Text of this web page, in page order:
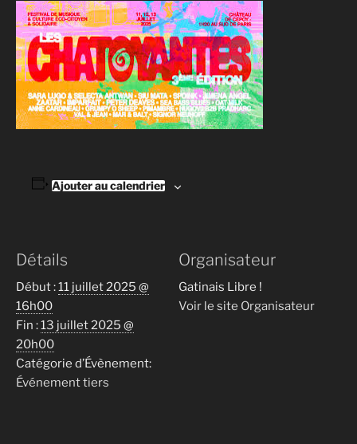
Ajouter au calendrier
Détails
Début :11 juillet 2025 @
16h00
Fin :13 juillet 2025 @
20h00
Catégorie d’Évènement:
Événement tiers
Organisateur
Gatinais Libre !
Voir le site Organisateur